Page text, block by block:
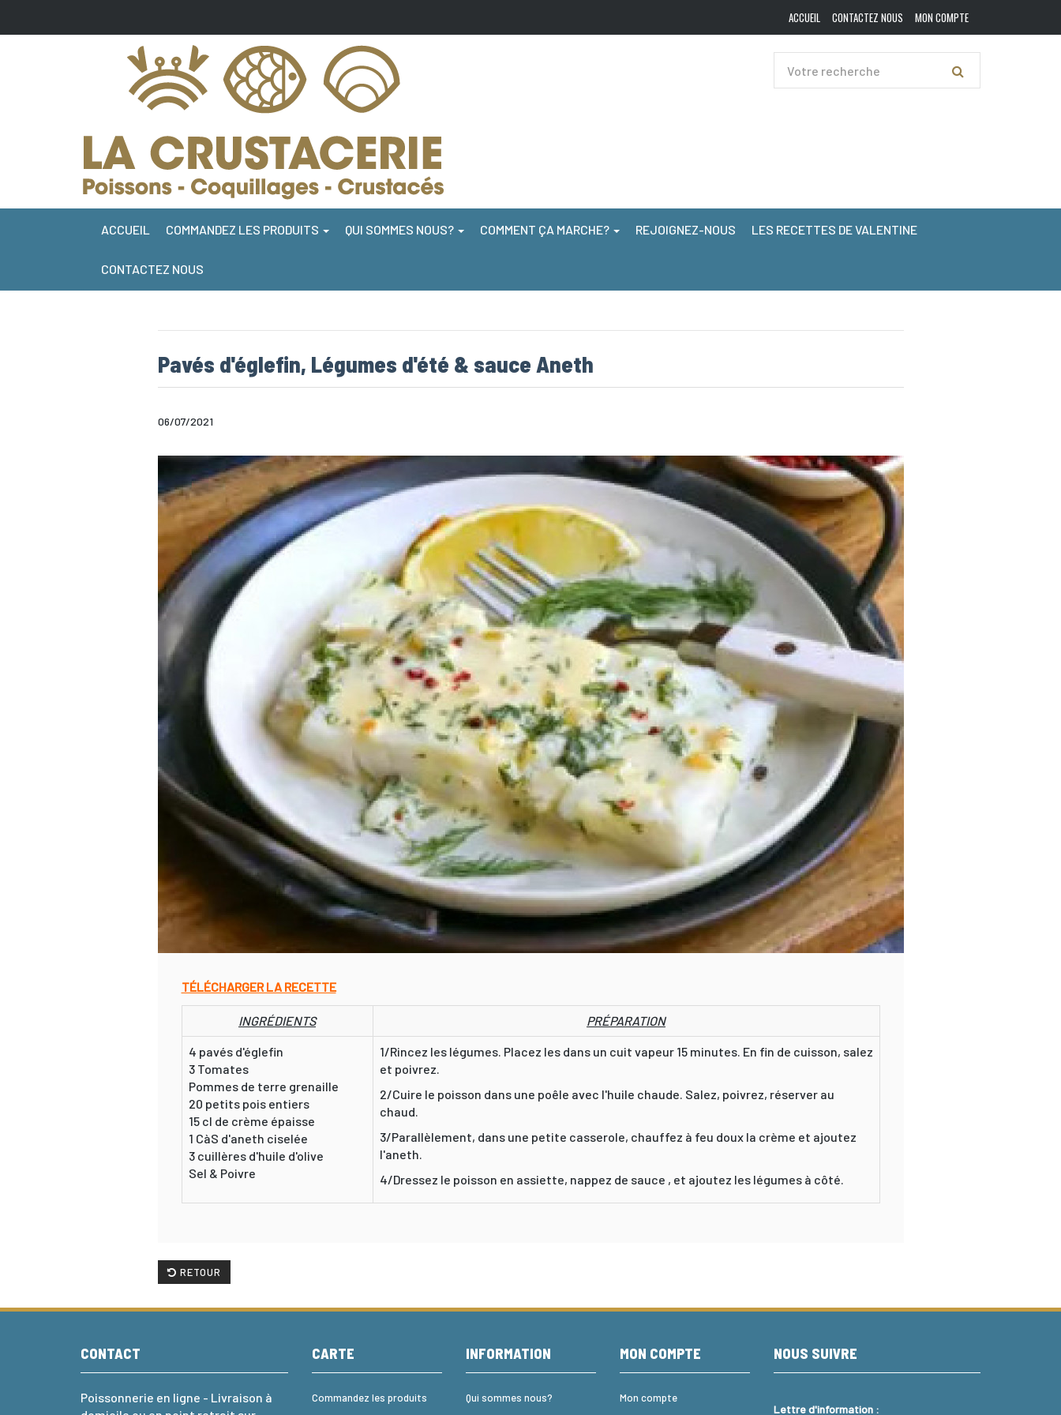
ACCUEIL CONTACTEZ NOUS MON COMPTE
ACCUEIL COMMANDEZ LES PRODUITS QUI SOMMES NOUS? COMMENT ÇA MARCHE? REJOIGNEZ-NOUS LES RECETTES DE VALENTINE
CONTACTEZ NOUS
Pavés d'églefin, Légumes d'été & sauce Aneth
06/07/2021
TÉLÉCHARGER LA RECETTE
INGRÉDIENTS PRÉPARATION
4 pavés d'églefin
3 Tomates
Pommes de terre grenaille
20 petits pois entiers
15 cl de crème épaisse
1 CàS d'aneth ciselée
3 cuillères d'huile d'olive
Sel & Poivre
1/Rincez les légumes. Placez les dans un cuit vapeur 15 minutes. En fin de cuisson, salez
et poivrez.
2/Cuire le poisson dans une poêle avec l'huile chaude. Salez, poivrez, réserver au
chaud.
3/Parallèlement, dans une petite casserole, chauffez à feu doux la crème et ajoutez
l'aneth.
4/Dressez le poisson en assiette, nappez de sauce , et ajoutez les légumes à côté.
RETOUR
CONTACT
Poissonnerie en ligne - Livraison à
CARTE
Commandez les produits
INFORMATION
Qui sommes nous?
MON COMPTE
Mon compte
NOUS SUIVRE
Lettre d'information :